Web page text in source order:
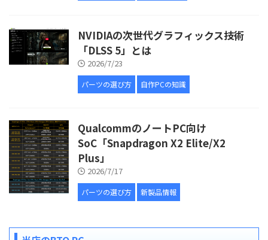
NVIDIAの次世代グラフィックス技術
「DLSS 5」とは
2026/7/23
パーツの選び方 自作PCの知識
QualcommのノートPC向け
SoC「Snapdragon X2 Elite/X2
Plus」
2026/7/17
パーツの選び方 新製品情報